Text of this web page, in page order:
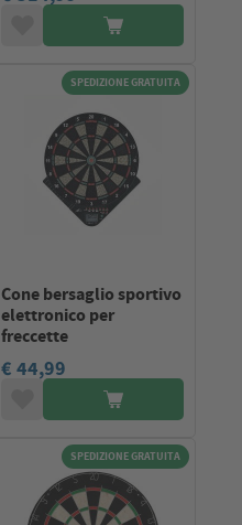
SPEDIZIONE GRATUITA
Cone bersaglio sportivo
elettronico per
freccette
€ 44,99
SPEDIZIONE GRATUITA